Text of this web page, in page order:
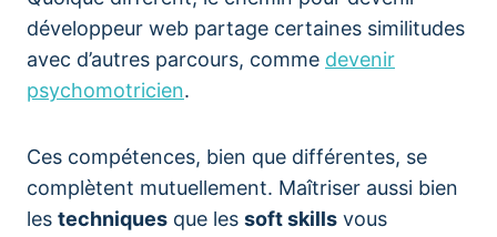
développeur web partage certaines similitudes
avec d’autres parcours, comme devenir
psychomotricien.
Ces compétences, bien que différentes, se
complètent mutuellement. Maîtriser aussi bien
les techniques que les soft skills vous